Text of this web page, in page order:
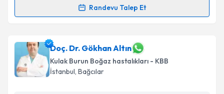
Randevu Talep Et
takvim hazırlandığında e-posta ile bilgilendireceğiz.
E-posta Adresiniz
Doç. Dr. Gökhan Altın
Kulak Burun Boğaz hastalıkları - KBB
İstanbul, Bağcılar